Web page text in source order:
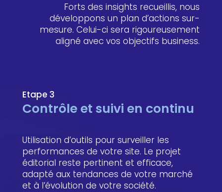
Forts des insights recueillis, nous
développons un plan d’actions sur-
mesure. Celui-ci sera rigoureusement
aligné avec vos objectifs business.
Etape 3
Contrôle et suivi en continu
Utilisation d’outils pour surveiller les
performances de votre site. Le projet
éditorial reste pertinent et efficace,
adapté aux tendances de votre marché
et à l’évolution de votre société.